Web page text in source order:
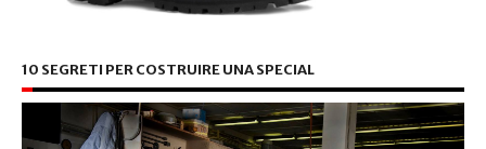
10 SEGRETI PER COSTRUIRE UNA SPECIAL